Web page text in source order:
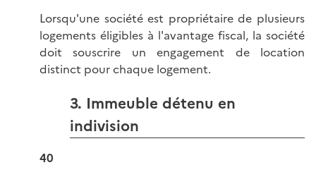
Lorsqu'une société est propriétaire de plusieurs
logements éligibles à l'avantage fiscal, la société
doit souscrire un engagement de location
distinct pour chaque logement.
3. Immeuble détenu en
indivision
40